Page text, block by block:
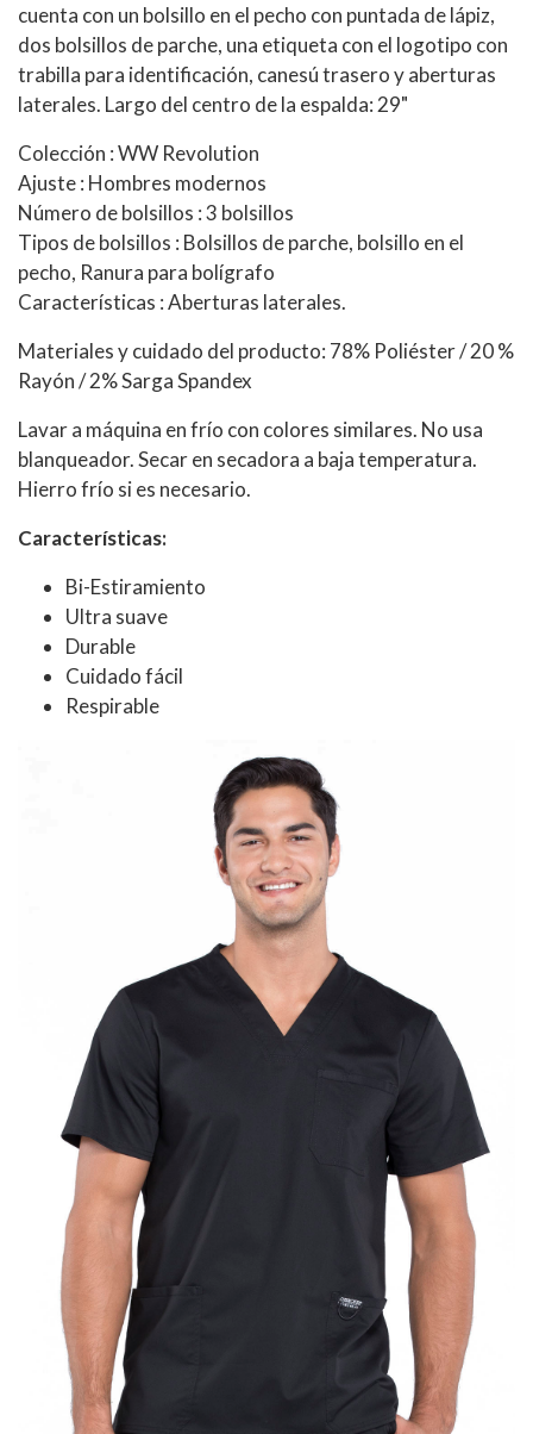
cuenta con un bolsillo en el pecho con puntada de lápiz,
dos bolsillos de parche, una etiqueta con el logotipo con
trabilla para identificación, canesú trasero y aberturas
laterales. Largo del centro de la espalda: 29"
Colección : WW Revolution
Ajuste : Hombres modernos
Número de bolsillos : 3 bolsillos
Tipos de bolsillos : Bolsillos de parche, bolsillo en el
pecho, Ranura para bolígrafo
Características : Aberturas laterales.
Materiales y cuidado del producto: 78% Poliéster / 20 %
Rayón / 2% Sarga Spandex
Lavar a máquina en frío con colores similares. No usa
blanqueador. Secar en secadora a baja temperatura.
Hierro frío si es necesario.
Características:
Bi-Estiramiento
Ultra suave
Durable
Cuidado fácil
Respirable